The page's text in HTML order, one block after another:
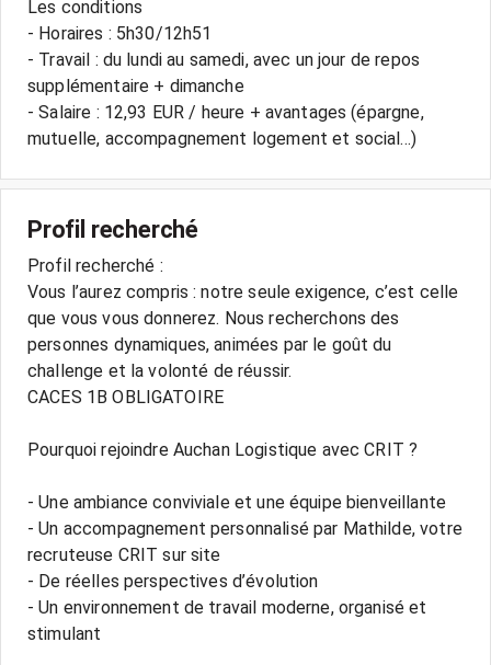
Les conditions
- Horaires : 5h30/12h51
- Travail : du lundi au samedi, avec un jour de repos
supplémentaire + dimanche
- Salaire : 12,93 EUR / heure + avantages (épargne,
Profil recherché
Profil recherché :
Vous l’aurez compris : notre seule exigence, c’est celle
que vous vous donnerez. Nous recherchons des
personnes dynamiques, animées par le goût du
challenge et la volonté de réussir.
CACES 1B OBLIGATOIRE
Pourquoi rejoindre Auchan Logistique avec CRIT ?
- Une ambiance conviviale et une équipe bienveillante
- Un accompagnement personnalisé par Mathilde, votre
recruteuse CRIT sur site
- De réelles perspectives d’évolution
- Un environnement de travail moderne, organisé et